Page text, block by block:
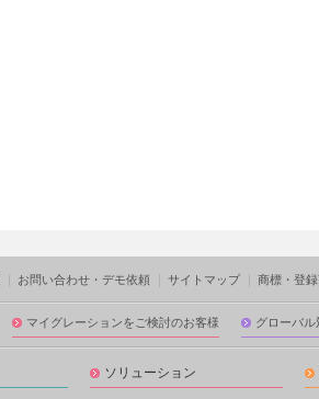
お問い合わせ・デモ依頼 サイトマップ 商標・登
マイグレーションをご検討のお客様 グローバ
ソリューション